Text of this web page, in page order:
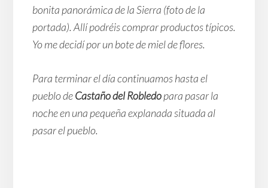
bonita panorámica de la Sierra (foto de la
portada). Allí podréis comprar productos típicos.
Yo me decidí por un bote de miel de flores.
Para terminar el día continuamos hasta el
pueblo deCastaño del Robledopara pasar la
noche en una pequeña explanada situada al
pasar el pueblo.